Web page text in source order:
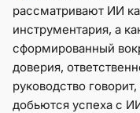
рассматривают ИИ
инструментария, а
сформированный
доверия,
руководство
добьются успеха с